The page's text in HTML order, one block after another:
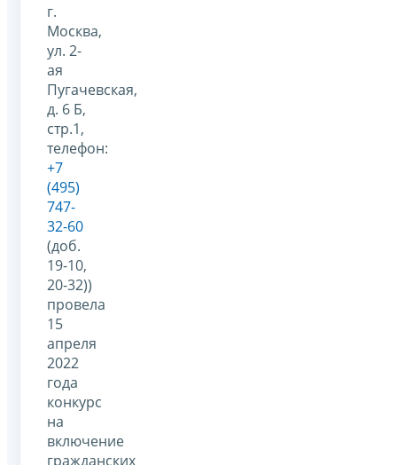
г.
Москва,
ул. 2-
ая
Пугачевская,
д. 6 Б,
стр.1,
телефон:
+7
(495)
747-
32-60
(доб.
19-10,
20-32))
провела
15
апреля
2022
года
конкурс
на
включение
гражданских